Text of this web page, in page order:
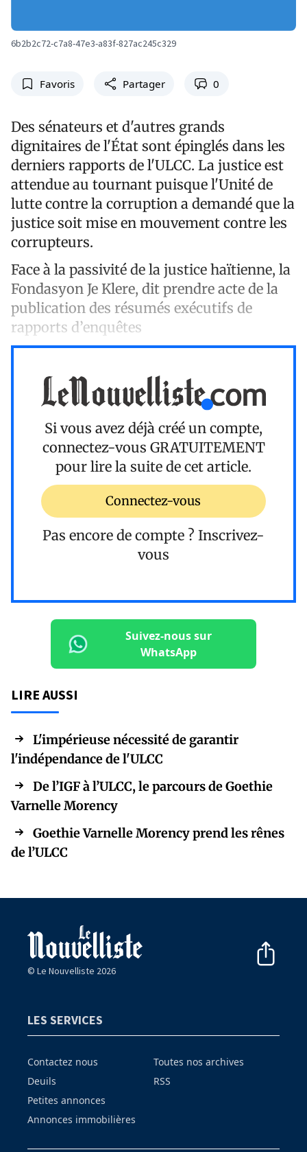
6b2b2c72-c7a8-47e3-a83f-827ac245c329
Favoris Partager 0
Des sénateurs et d'autres grands
dignitaires de l'État sont épinglés dans les
derniers rapports de l'ULCC. La justice est
attendue au tournant puisque l'Unité de
lutte contre la corruption a demandé que la
justice soit mise en mouvement contre les
corrupteurs.
Face à la passivité de la justice haïtienne, la
Fondasyon Je Klere, dit prendre acte de la
publication des résumés exécutifs de
rapports d’enquêtes
Si vous avez déjà créé un compte,
connectez-vous GRATUITEMENT
pour lire la suite de cet article.
Connectez-vous
Pas encore de compte ? Inscrivez-
vous
Suivez-nous sur
WhatsApp
LIRE AUSSI
L'impérieuse nécessité de garantir
l'indépendance de l'ULCC
De l’IGF à l’ULCC, le parcours de Goethie
Varnelle Morency
Goethie Varnelle Morency prend les rênes
de l’ULCC
© Le Nouvelliste 2026
LES SERVICES
Contactez nous
Deuils
Petites annonces
Annonces immobilières
Toutes nos archives
RSS